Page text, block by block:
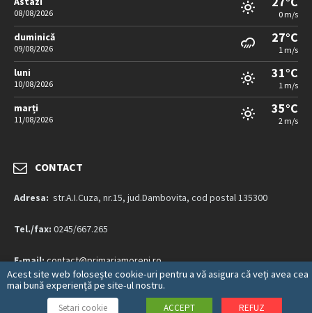
08/08/2026 0 m/s
duminică
09/08/2026
27°C
1 m/s
luni
10/08/2026
31°C
1 m/s
marți
11/08/2026
35°C
2 m/s
CONTACT
Adresa: str.A.I.Cuza, nr.15, jud.Dambovita, cod postal 135300
Tel./fax: 0245/667.265
E-mail:contact@primariamoreni.ro
Mai multe detalii…
Acest site web folosește cookie-uri pentru a vă asigura că veți avea cea
mai bună experiență pe site-ul nostru.
Setari cookie ACCEPT REFUZ